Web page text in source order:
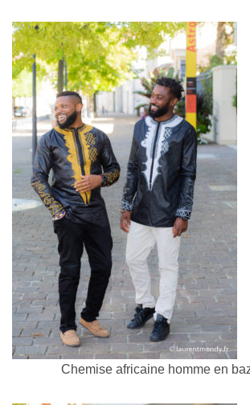
Chemise africaine homme en